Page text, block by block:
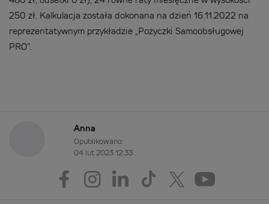
250 zł. Kalkulacja została dokonana na dzień 16.11.2022 na
reprezentatywnym przykładzie „Pożyczki Samoobsługowej
PRO”.
Anna
Opublikowano:
04 lut 2023 12:33